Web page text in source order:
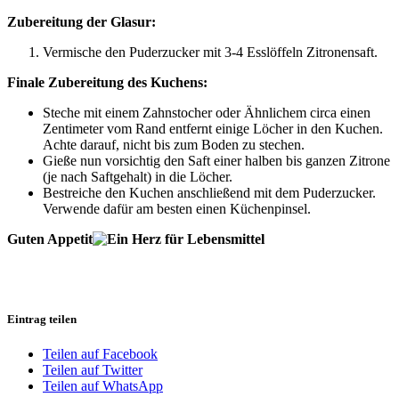
Zubereitung der Glasur:
Vermische den Puderzucker mit 3-4 Esslöffeln Zitronensaft.
Finale Zubereitung des Kuchens:
Steche mit einem Zahnstocher oder Ähnlichem circa einen
Zentimeter vom Rand entfernt einige Löcher in den Kuchen.
Achte darauf, nicht bis zum Boden zu stechen.
Gieße nun vorsichtig den Saft einer halben bis ganzen Zitrone
(je nach Saftgehalt) in die Löcher.
Bestreiche den Kuchen anschließend mit dem Puderzucker.
Verwende dafür am besten einen Küchenpinsel.
Guten Appetit
Eintrag teilen
Teilen auf Facebook
Teilen auf Twitter
Teilen auf WhatsApp